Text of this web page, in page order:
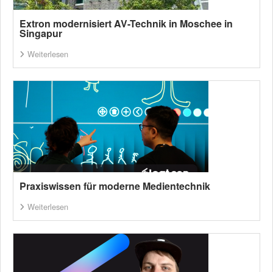
Extron modernisiert AV-Technik in Moschee in
Singapur
Weiterlesen
Praxiswissen für moderne Medientechnik
Weiterlesen